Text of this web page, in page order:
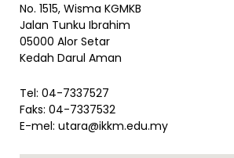
No. 1515, Wisma KGMKB
Jalan Tunku Ibrahim
05000 Alor Setar
Kedah Darul Aman
Tel: 04-7337527
Faks: 04-7337532
E-mel: utara@ikkm.edu.my